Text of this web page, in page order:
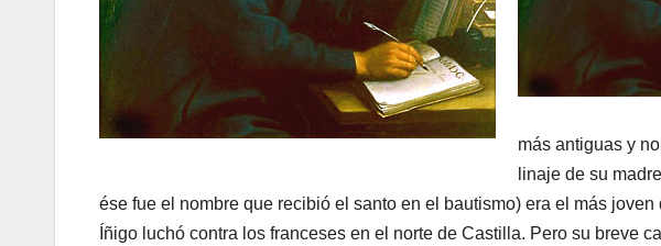
más antiguas y
linaje de su
ése fue el nombre que recibió el santo en el bautismo) era el más
Íñigo luchó contra los franceses en el norte de Castilla. Pero su breve